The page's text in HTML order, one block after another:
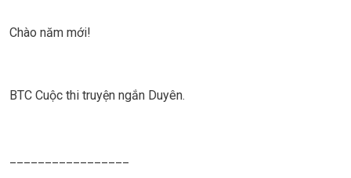
Chào năm mới!
BTC Cuộc thi truyện ngắn Duyên.